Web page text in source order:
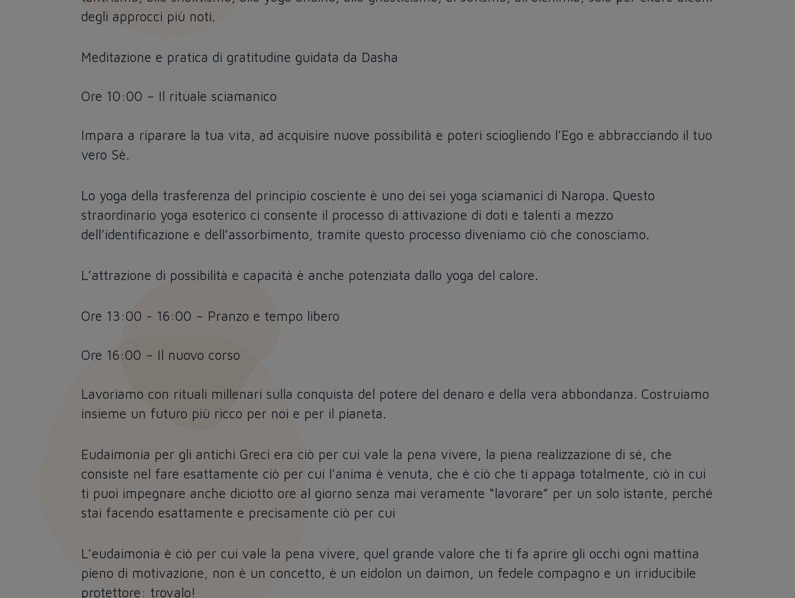
degli approcci più noti.
Meditazione e pratica di gratitudine guidata da Dasha
Ore 10:00 – Il rituale sciamanico
Impara a riparare la tua vita, ad acquisire nuove possibilità e poteri sciogliendo l’Ego e abbracciando il tuo
vero Sè.
Lo yoga della trasferenza del principio cosciente è uno dei sei yoga sciamanici di Naropa. Questo
straordinario yoga esoterico ci consente il processo di attivazione di doti e talenti a mezzo
dell’identificazione e dell’assorbimento, tramite questo processo diveniamo ciò che conosciamo.
L’attrazione di possibilità e capacità è anche potenziata dallo yoga del calore.
Ore 13:00 - 16:00 – Pranzo e tempo libero
Ore 16:00 – Il nuovo corso
Lavoriamo con rituali millenari sulla conquista del potere del denaro e della vera abbondanza. Costruiamo
insieme un futuro più ricco per noi e per il pianeta.
Eudaimonia per gli antichi Greci era ciò per cui vale la pena vivere, la piena realizzazione di sé, che
consiste nel fare esattamente ciò per cui l’anima è venuta, che è ciò che ti appaga totalmente, ciò in cui
ti puoi impegnare anche diciotto ore al giorno senza mai veramente “lavorare” per un solo istante, perché
stai facendo esattamente e precisamente ciò per cui
L’eudaimonia è ciò per cui vale la pena vivere, quel grande valore che ti fa aprire gli occhi ogni mattina
pieno di motivazione, non è un concetto, è un eidolon un daimon, un fedele compagno e un irriducibile
protettore: trovalo!